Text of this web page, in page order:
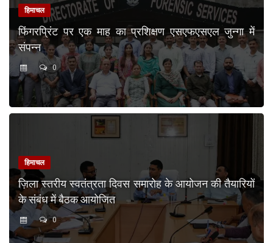
हिमाचल
फिंगरप्रिंट पर एक माह का प्रशिक्षण एसएफएसएल जुन्गा में
संपन्न
0
हिमाचल
ज़िला स्तरीय स्वतंत्रता दिवस समारोह के आयोजन की तैयारियों
के संबंध में बैठक आयोजित
0